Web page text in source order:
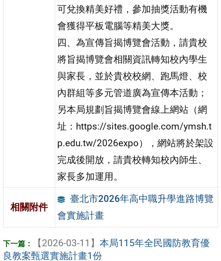
可兌換精美好禮，參加抽獎活動有機
會獲得平板電腦等精美大獎。
四、為宣傳旨揭博覽會活動，請貴校
將旨揭博覽會相關資訊轉知校內學生
與家長，並於貴校校網、跑馬燈、校
內群組等多元管道廣為宣傳本活動；
另本局規劃旨揭博覽會線上網站（網
址：https://sites.google.com/ymsh.t
p.edu.tw/2026expo），網站將於架設
完成後開放，請貴校轉知校內師生、
家長多加運用。
相關附件
臺北市2026年高中職升學進路博覽
會實施計畫
【2026-03-11】 本局115年全民國防教育優
良教案甄選實施計畫1份